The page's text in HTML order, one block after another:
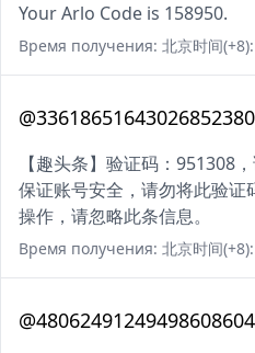
Your Arlo Code is 158950.
Время получения: 北京时间
@33618651643026852380
【趣头条】验证码：951308
保证账号安全，请勿将此验证
操作，请忽略此条信息。
Время получения: 北京时间
@48062491249498608604